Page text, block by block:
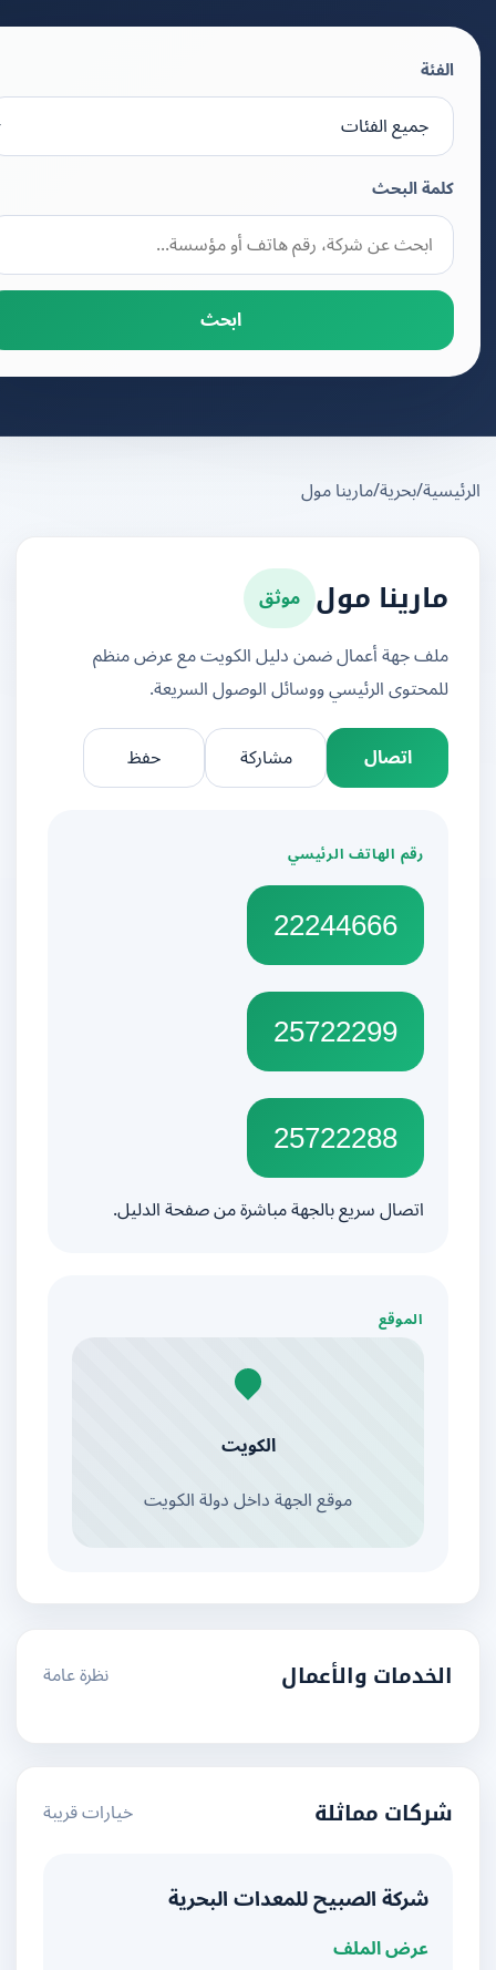
كلمة البحث
ابحث
/بحرية/مارينا مول
مارينا مول موثق
ملف جهة أعمال ضمن دليل الكويت مع عرض منظم
للمحتوى الرئيسي ووسائل الوصول السريعة.
اتصال
مشاركة
رقم الهاتف الرئيسي
22244666
25722299
25722288
اتصال سريع بالجهة مباشرة من صفحة الدليل.
الموقع
الكويت
موقع الجهة داخل دولة الكويت
الخدمات والأعمال نظرة عامة
شركات مماثلة خيارات قريبة
شركة الصبيح للمعدات البحرية
عرض الملف